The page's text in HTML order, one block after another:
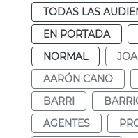
TODAS LAS
EN PORTADA
NORMAL
AARÓN CANO
BARRI
AGENTES